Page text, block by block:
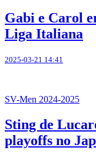
Gabi e Carol
Liga Italiana
2025-03-21 14:41
SV-Men 2024-2025
Sting de
playoffs no